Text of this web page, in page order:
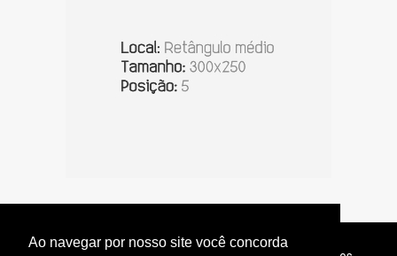
Ao navegar por nosso site você concorda